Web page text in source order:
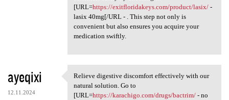
[URL=https://exitfloridakeys.com/product/lasix/-
lasix 40mg[/URL - . This step not only is
convenient but also ensures you acquire your
medication swiftly.
ayeqixi
12.11.2024
Relieve digestive discomfort
Relieve digestive discomfort effectively with our
natural solution. Go to
[URL=https://karachigo.com/drugs/bactrim/- no